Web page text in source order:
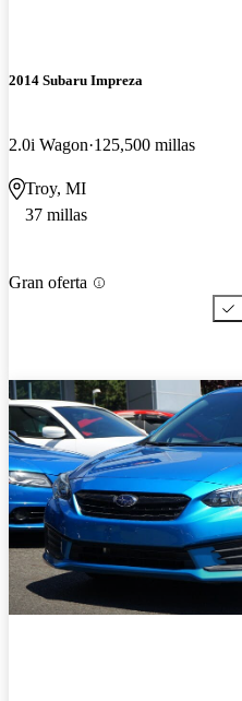
2014 Subaru Impreza
2.0i Wagon 125,500 millas
Troy, MI
37 millas
Gran oferta